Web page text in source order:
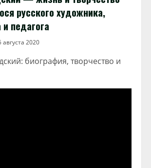
русского художника,
педагога
августа 2020